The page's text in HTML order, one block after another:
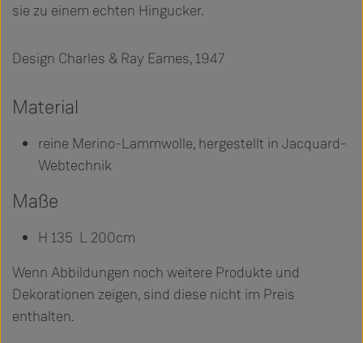
sie zu einem echten Hingucker.
Design Charles & Ray Eames, 1947
Material
reine Merino-Lammwolle, hergestellt in Jacquard-
Webtechnik
Maße
H 135 L 200cm
Wenn Abbildungen noch weitere Produkte und
Dekorationen zeigen, sind diese nicht im Preis
enthalten.